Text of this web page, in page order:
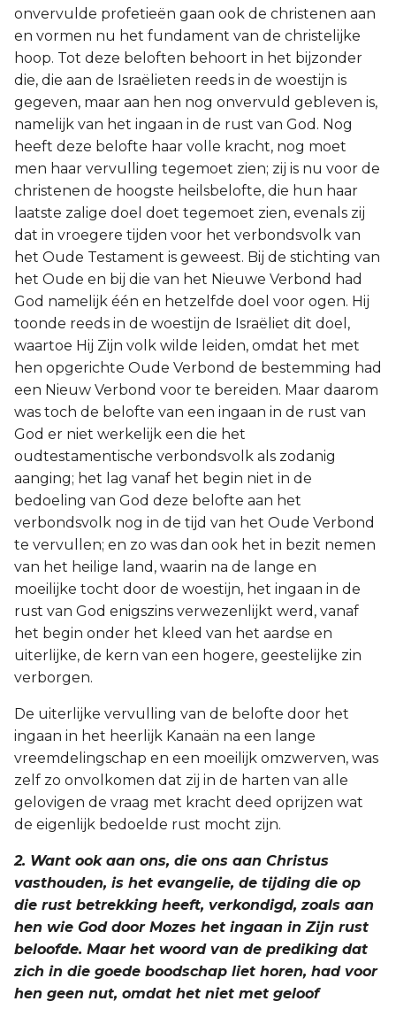
onvervulde profetieën gaan ook de christenen aan
en vormen nu het fundament van de christelijke
hoop. Tot deze beloften behoort in het bijzonder
die, die aan de Israëlieten reeds in de woestijn is
gegeven, maar aan hen nog onvervuld gebleven is,
namelijk van het ingaan in de rust van God. Nog
heeft deze belofte haar volle kracht, nog moet
men haar vervulling tegemoet zien; zij is nu voor de
christenen de hoogste heilsbelofte, die hun haar
laatste zalige doel doet tegemoet zien, evenals zij
dat in vroegere tijden voor het verbondsvolk van
het Oude Testament is geweest. Bij de stichting van
het Oude en bij die van het Nieuwe Verbond had
God namelijk één en hetzelfde doel voor ogen. Hij
toonde reeds in de woestijn de Israëliet dit doel,
waartoe Hij Zijn volk wilde leiden, omdat het met
hen opgerichte Oude Verbond de bestemming had
een Nieuw Verbond voor te bereiden. Maar daarom
was toch de belofte van een ingaan in de rust van
God er niet werkelijk een die het
oudtestamentische verbondsvolk als zodanig
aanging; het lag vanaf het begin niet in de
bedoeling van God deze belofte aan het
verbondsvolk nog in de tijd van het Oude Verbond
te vervullen; en zo was dan ook het in bezit nemen
van het heilige land, waarin na de lange en
moeilijke tocht door de woestijn, het ingaan in de
rust van God enigszins verwezenlijkt werd, vanaf
het begin onder het kleed van het aardse en
uiterlijke, de kern van een hogere, geestelijke zin
verborgen.
De uiterlijke vervulling van de belofte door het
ingaan in het heerlijk Kanaän na een lange
vreemdelingschap en een moeilijk omzwerven, was
zelf zo onvolkomen dat zij in de harten van alle
gelovigen de vraag met kracht deed oprijzen wat
de eigenlijk bedoelde rust mocht zijn.
2. Want ook aan ons, die ons aan Christus
vasthouden, is het evangelie, de tijding die op
die rust betrekking heeft, verkondigd, zoals aan
hen wie God door Mozes het ingaan in Zijn rust
beloofde. Maar het woord van de prediking dat
zich in die goede boodschap liet horen, had voor
hen geen nut, omdat het niet met geloof